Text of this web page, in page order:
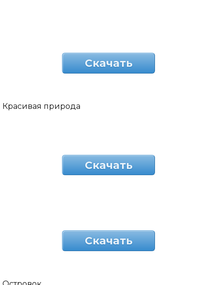
Скачать
Красивая природа
Скачать
Скачать